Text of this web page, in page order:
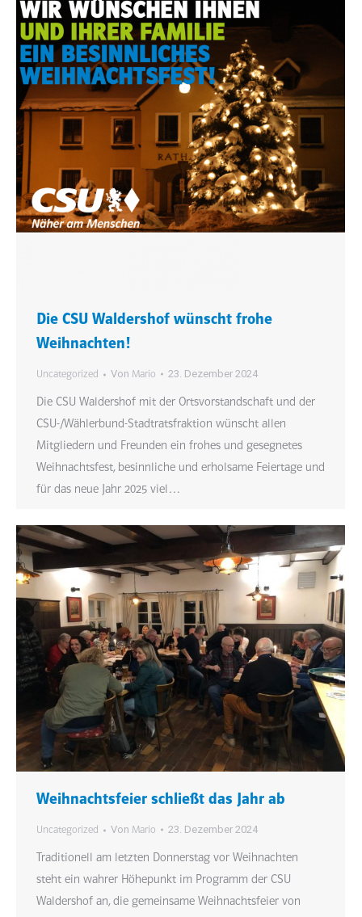
Die CSU Waldershof wünscht frohe
Weihnachten!
Uncategorized Von Mario 23. Dezember 2024
Die CSU Waldershof mit der Ortsvorstandschaft und der
CSU-/Wählerbund-Stadtratsfraktion wünscht allen
Mitgliedern und Freunden ein frohes und gesegnetes
Weihnachtsfest, besinnliche und erholsame Feiertage und
für das neue Jahr 2025 viel…
Weihnachtsfeier schließt das Jahr ab
Uncategorized Von Mario 23. Dezember 2024
Traditionell am letzten Donnerstag vor Weihnachten
steht ein wahrer Höhepunkt im Programm der CSU
Waldershof an, die gemeinsame Weihnachtsfeier von